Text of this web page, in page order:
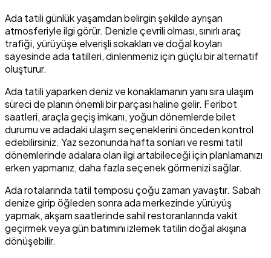
Ada tatili günlük yaşamdan belirgin şekilde ayrışan
atmosferiyle ilgi görür. Denizle çevrili olması, sınırlı araç
trafiği, yürüyüşe elverişli sokakları ve doğal koyları
sayesinde ada tatilleri, dinlenmeniz için güçlü bir alternatif
oluşturur.
Ada tatili yaparken deniz ve konaklamanın yanı sıra ulaşım
süreci de planın önemli bir parçası haline gelir. Feribot
saatleri, araçla geçiş imkanı, yoğun dönemlerde bilet
durumu ve adadaki ulaşım seçeneklerini önceden kontrol
edebilirsiniz. Yaz sezonunda hafta sonları ve resmi tatil
dönemlerinde adalara olan ilgi artabileceği için planlamanızı
erken yapmanız, daha fazla seçenek görmenizi sağlar.
Ada rotalarında tatil temposu çoğu zaman yavaştır. Sabah
denize girip öğleden sonra ada merkezinde yürüyüş
yapmak, akşam saatlerinde sahil restoranlarında vakit
geçirmek veya gün batımını izlemek tatilin doğal akışına
dönüşebilir.